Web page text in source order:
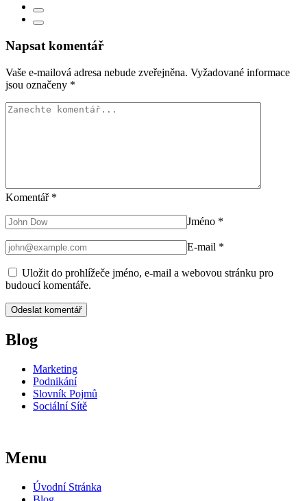
Napsat komentář
Vaše e-mailová adresa nebude zveřejněna. Vyžadované informace
jsou označeny *
Komentář *
Jméno *
E-mail *
Uložit do prohlížeče jméno, e-mail a webovou stránku pro
budoucí komentáře.
Blog
Marketing
Podnikání
Slovník Pojmů
Sociální Sítě
Menu
Úvodní Stránka